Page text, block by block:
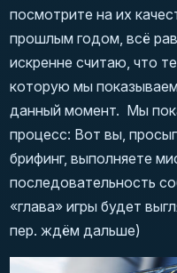
посмотрите на их
прошлым годом, всё
искренне считаю, что
которую мы
данный момент. Мы
процесс: Вот вы,
брифинг, выполняете
последовательность
«глава» игры будет
пер. ждём дальше)